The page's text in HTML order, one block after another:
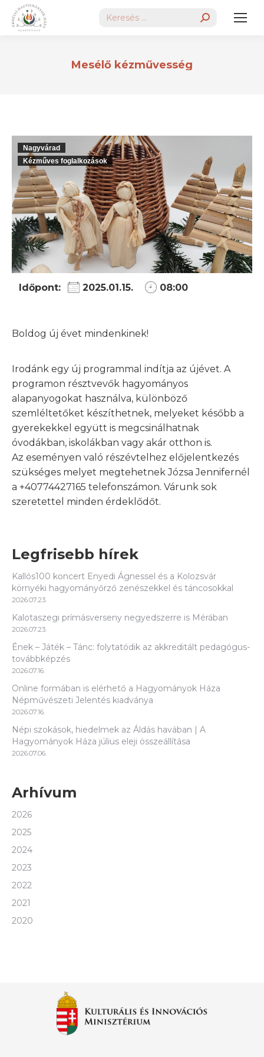
Search:
Mesélő kézművesség
Nagyvárad
Kézműves foglalkozások
Időpont: 2025.01.15. 08:00
Boldog új évet mindenkinek!
Irodánk egy új programmal indítja az újévet. A
programon résztvevők hagyományos
alapanyogokat használva, különböző
szemléltetőket készíthetnek, melyeket később a
gyerekekkel együtt is megcsinálhatnak
óvodákban, iskolákban vagy akár otthon is.
Az eseményen való részévtelhez előjelentkezés
szükséges melyet megtehetnek Józsa Jennifernél
a +40774427165 telefonszámon. Várunk sok
szeretettel minden érdeklődőt.
Legfrisebb hírek
Kallós100 koncert Enyedi Ágnessel és a Kolozsvár
környéki hagyományőrző zenészekkel és táncosokkal
2026.07.23.
Kalotaszegi prímásverseny negyedszerre is Mérában
2026.07.23.
Ének – Játék – Tánc: folytatódik az akkreditált pedagógus-
továbbképzés
2026.07.16.
Online formában is elérhető a Hagyományok Háza
Népművészeti Jelentés kiadványa
2026.07.16.
Népi szokások, hiedelmek az Áldás havában | A
Hagyományok Háza július eleji összeállítása
2026.07.06.
Arhívum
2026
2025
2024
2023
2022
2021
2020